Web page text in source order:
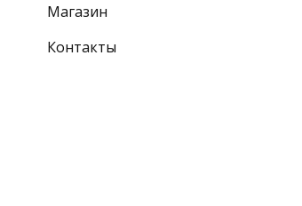
Магазин
Контакты